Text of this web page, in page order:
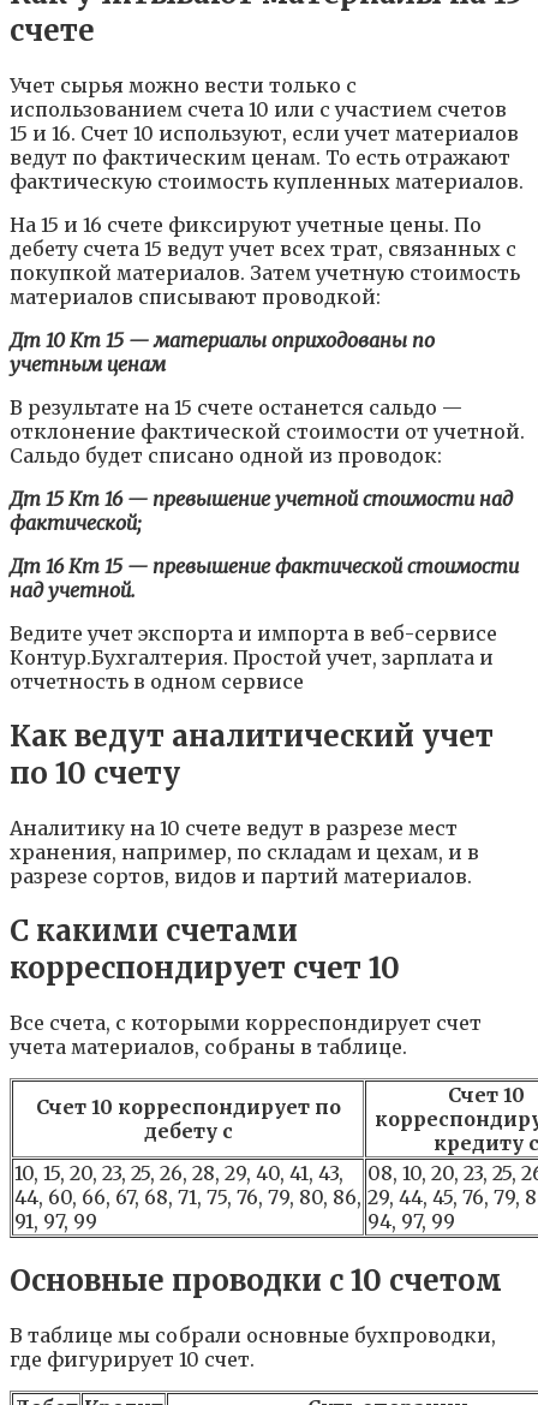
счете
Учет сырья можно вести только с
использованием счета 10 или с участием счетов
15 и 16. Счет 10 используют, если учет материалов
ведут по фактическим ценам. То есть отражают
фактическую стоимость купленных материалов.
На 15 и 16 счете фиксируют учетные цены. По
дебету счета 15 ведут учет всех трат, связанных с
покупкой материалов. Затем учетную стоимость
материалов списывают проводкой:
Дт 10 Кт 15 — материалы оприходованы по
учетным ценам
В результате на 15 счете останется сальдо —
отклонение фактической стоимости от учетной.
Сальдо будет списано одной из проводок:
Дт 15 Кт 16 — превышение учетной стоимости над
фактической;
Дт 16 Кт 15 — превышение фактической стоимости
над учетной.
Ведите учет экспорта и импорта в веб-сервисе
Контур.Бухгалтерия. Простой учет, зарплата и
отчетность в одном сервисе
Как ведут аналитический учет
по 10 счету
Аналитику на 10 счете ведут в разрезе мест
хранения, например, по складам и цехам, и в
разрезе сортов, видов и партий материалов.
С какими счетами
корреспондирует счет 10
Все счета, с которыми корреспондирует счет
учета материалов, собраны в таблице.
Счет 10 корреспондирует по
дебету с
Счет 10
кредиту с
10, 15, 20, 23, 25, 26, 28, 29, 40, 41, 43,
44, 60, 66, 67, 68, 71, 75, 76, 79, 80, 86,
91, 97, 99
08, 10, 20, 23, 25,
29, 44, 45, 76, 79,
94, 97, 99
Основные проводки с 10 счетом
В таблице мы собрали основные бухпроводки,
где фигурирует 10 счет.